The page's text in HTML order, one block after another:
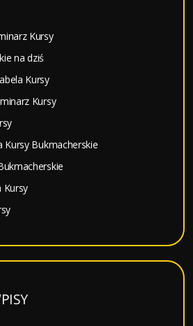
Kursy
na dziś
Kursy
Kursy
Kursy Bukmacherskie
Kursy